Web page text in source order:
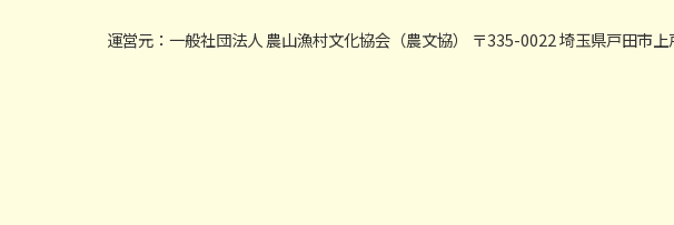
運営元：一般社団法人 農山漁村文化協会（農文協） 〒335-0022 埼玉県戸田市